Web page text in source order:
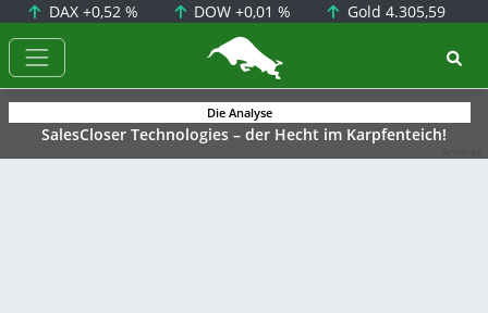
DAX +0,52 % DOW+0,01 % Gold 4.305,59
BörsenNEWS.de
Die Analyse
SalesCloser Technologies – der Hecht im Karpfenteich!